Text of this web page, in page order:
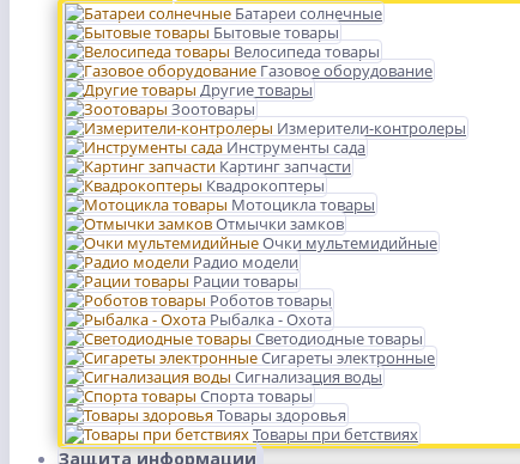
Батареи солнечные
Бытовые товары
Велосипеда товары
Газовое оборудование
Другие товары
Зоотовары
Измерители-контролеры
Инструменты сада
Картинг запчасти
Квадрокоптеры
Мотоцикла товары
Отмычки замков
Очки мультемидийные
Радио модели
Рации товары
Роботов товары
Рыбалка - Охота
Светодиодные товары
Сигареты электронные
Сигнализация воды
Спорта товары
Товары здоровья
Товары при бетствиях
Защита информации